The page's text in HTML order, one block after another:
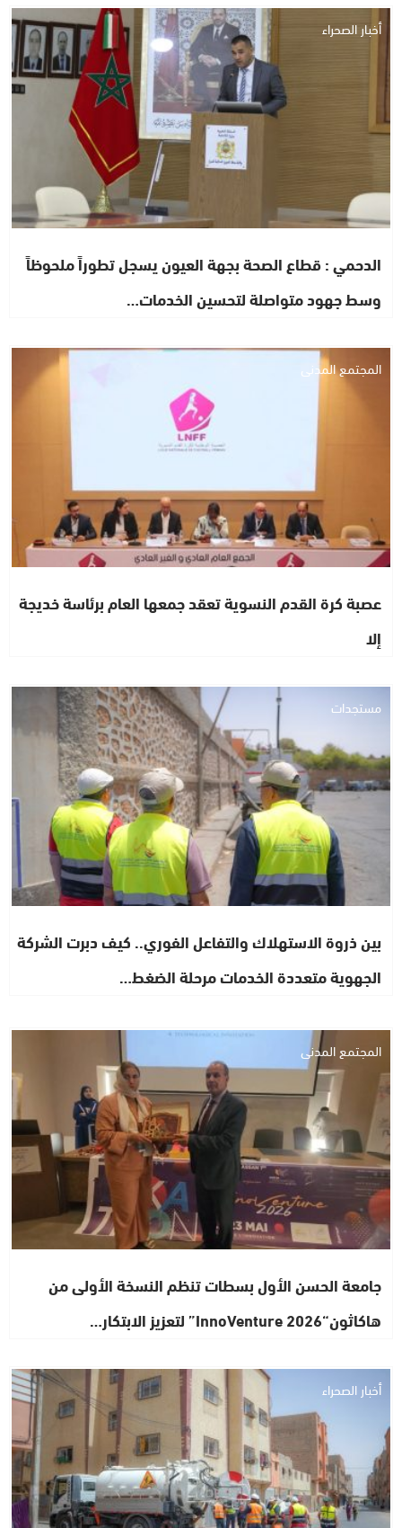
أخبار الصحراء
الدحمي : قطاع الصحة بجهة العيون يسجل تطوراً ملحوظاً
وسط جهود متواصلة لتحسين الخدمات…
المجتمع المدني
عصبة كرة القدم النسوية تعقد جمعها العام برئاسة خديجة
إلا
مستجدات
بين ذروة الاستهلاك والتفاعل الفوري.. كيف دبرت الشركة
الجهوية متعددة الخدمات مرحلة الضغط…
المجتمع المدني
جامعة الحسن الأول بسطات تنظم النسخة الأولى من
هاكاثون“InnoVenture 2026” لتعزيز الابتكار…
أخبار الصحراء